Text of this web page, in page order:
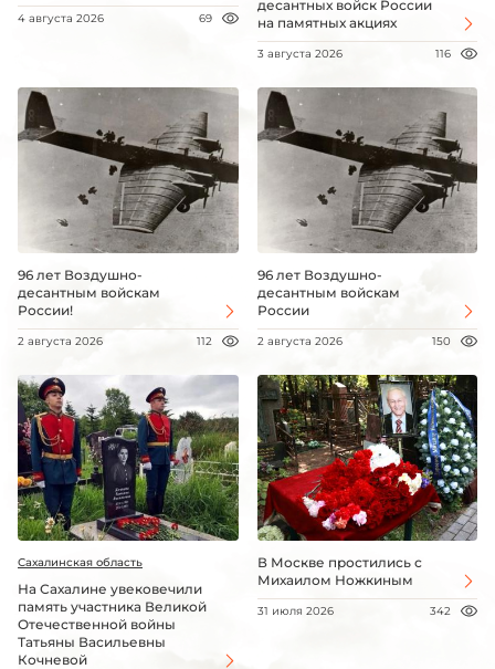
4 августа 2026 69
десантных войск России
на памятных акциях
3 августа 2026 116
96 лет Воздушно-
десантным войскам
России!
2 августа 2026 112
96 лет Воздушно-
десантным войскам
России
2 августа 2026 150
Сахалинская область
На Сахалине увековечили
память участника Великой
Отечественной войны
Татьяны Васильевны
Кочневой
В Москве простились с
Михаилом Ножкиным
31 июля 2026 342